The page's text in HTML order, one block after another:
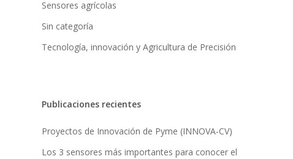
Sensores agrícolas
Sin categoría
Tecnología, innovación y Agricultura de Precisión
Publicaciones recientes
Proyectos de Innovación de Pyme (INNOVA-CV)
Los 3 sensores más importantes para conocer el